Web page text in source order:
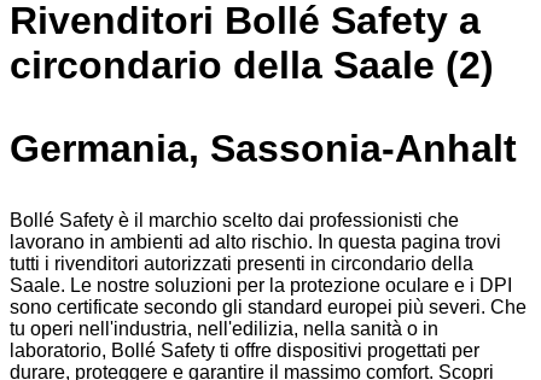
Rivenditori Bollé Safety a
circondario della Saale (2)
Germania, Sassonia-Anhalt
Bollé Safety è il marchio scelto dai professionisti che
lavorano in ambienti ad alto rischio. In questa pagina trovi
tutti i rivenditori autorizzati presenti in circondario della
Saale. Le nostre soluzioni per la protezione oculare e i DPI
sono certificate secondo gli standard europei più severi. Che
tu operi nell'industria, nell'edilizia, nella sanità o in
laboratorio, Bollé Safety ti offre dispositivi progettati per
durare, proteggere e garantire il massimo comfort. Scopri